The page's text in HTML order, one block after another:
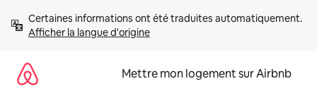
directement
Afficher la langue d'origine
Mettre mon logement sur Airbnb